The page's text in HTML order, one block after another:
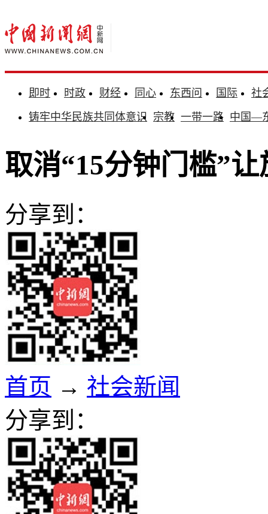
即时 时政 财经 同心 东西问 国际
社
铸牢中华民族共同体意识 宗教 一带一路 中国—
取消“15分钟门槛”
分享到：
首页 → 社会新闻
分享到：